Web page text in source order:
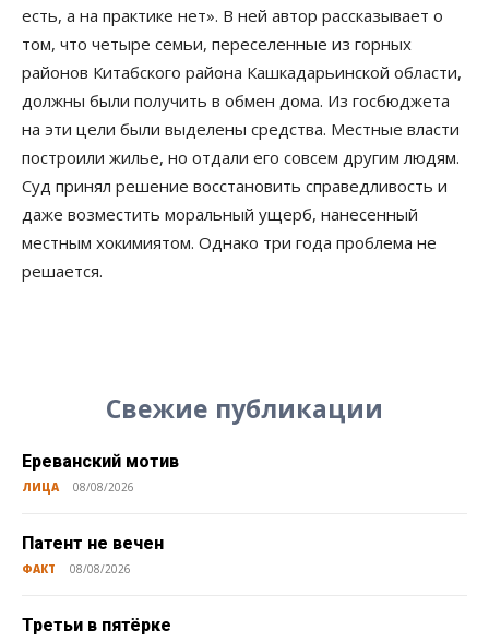
есть, а на практике нет». В ней автор рассказывает о
том, что четыре семьи, переселенные из горных
районов Китабского района Кашкадарьинской области,
должны были получить в обмен дома. Из госбюджета
на эти цели были выделены средства. Местные власти
построили жилье, но отдали его совсем другим людям.
Суд принял решение восстановить справедливость и
даже возместить моральный ущерб, нанесенный
местным хокимиятом. Однако три года проблема не
решается.
Свежие публикации
Ереванский мотив
ЛИЦА 08/08/2026
Патент не вечен
ФАКТ 08/08/2026
Третьи в пятёрке